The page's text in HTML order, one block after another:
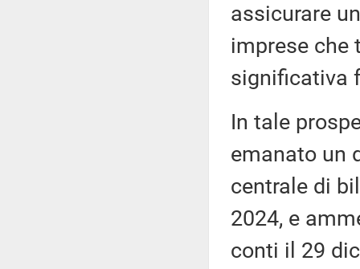
assicurare
imprese che
significativa
In tale
emanato un
centrale di
2024, e
conti il 29